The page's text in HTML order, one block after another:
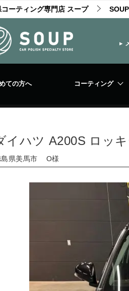
ーティング専門店 スープ
▸
ての方へ コーティング
イハツ A200S ロッ
島県美馬市 O様